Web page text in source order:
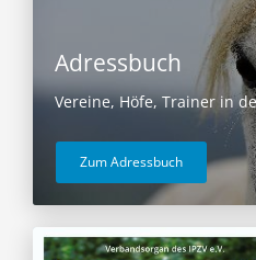
Adressbuch
Vereine, Höfe, Trainer in
Zum Adressbuch